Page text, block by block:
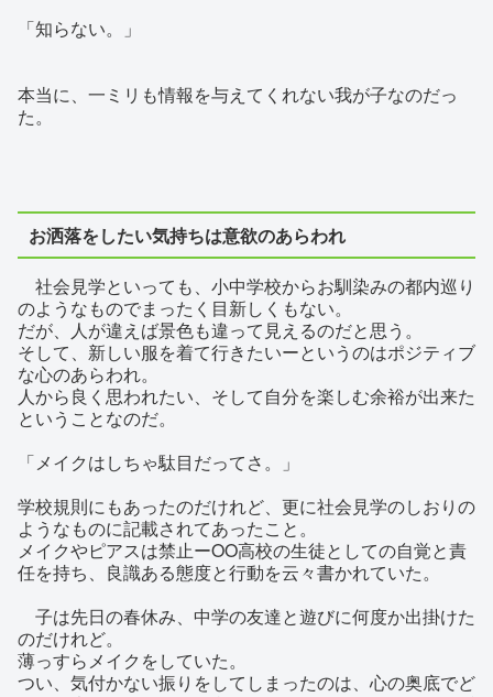
「知らない。」
本当に、一ミリも情報を与えてくれない我が子なのだっ
た。
お洒落をしたい気持ちは意欲のあらわれ
社会見学といっても、小中学校からお馴染みの都内巡り
のようなものでまったく目新しくもない。
だが、人が違えば景色も違って見えるのだと思う。
そして、新しい服を着て行きたいーというのはポジティブ
な心のあらわれ。
人から良く思われたい、そして自分を楽しむ余裕が出来た
ということなのだ。
「メイクはしちゃ駄目だってさ。」
学校規則にもあったのだけれど、更に社会見学のしおりの
ようなものに記載されてあったこと。
メイクやピアスは禁止ーOO高校の生徒としての自覚と責
任を持ち、良識ある態度と行動を云々書かれていた。
子は先日の春休み、中学の友達と遊びに何度か出掛けた
のだけれど。
薄っすらメイクをしていた。
つい、気付かない振りをしてしまったのは、心の奥底でど